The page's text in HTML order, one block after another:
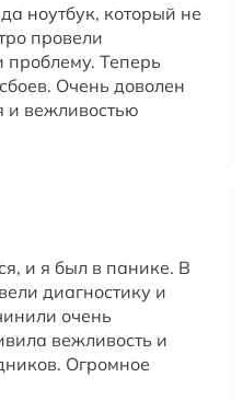
ноутбук, который не
провели
проблему. Теперь
Очень доволен
и вежливостью
и я был в панике. В
диагностику и
очень
вежливость и
Огромное